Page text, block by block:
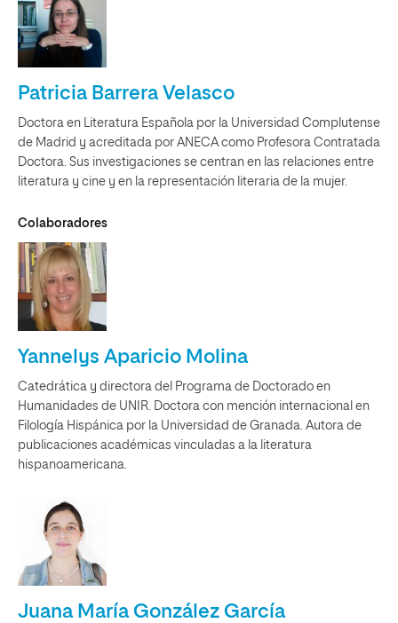
Patricia Barrera Velasco
Doctora en Literatura Española por la Universidad Complutense
de Madrid y acreditada por ANECA como Profesora Contratada
Doctora. Sus investigaciones se centran en las relaciones entre
literatura y cine y en la representación literaria de la mujer.
Colaboradores
Yannelys Aparicio Molina
Catedrática y directora del Programa de Doctorado en
Humanidades de UNIR. Doctora con mención internacional en
Filología Hispánica por la Universidad de Granada. Autora de
publicaciones académicas vinculadas a la literatura
hispanoamericana.
Juana María González García